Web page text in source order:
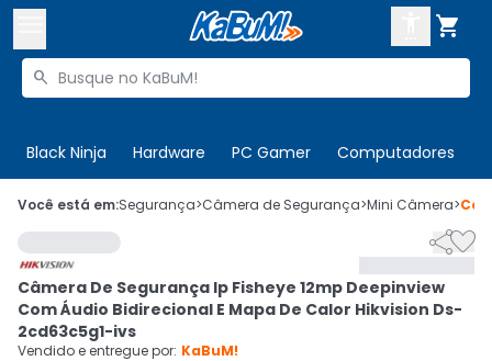

Buscar produtos

Black Ninja Hardware PC Gamer Computadores
 Olá. Acesse sua conta
 Departamentos
Cupons
Mais Vendidos
CADASTRE-SE
Você está em:Segurança>Câmera de Segurança>Mini Câmera>

Câmera De Segurança Ip Fisheye 12mp Deepinview
Com Áudio Bidirecional E Mapa De Calor Hikvision Ds-
2cd63c5g1-ivs
Vendido e entregue por: KaBuM!